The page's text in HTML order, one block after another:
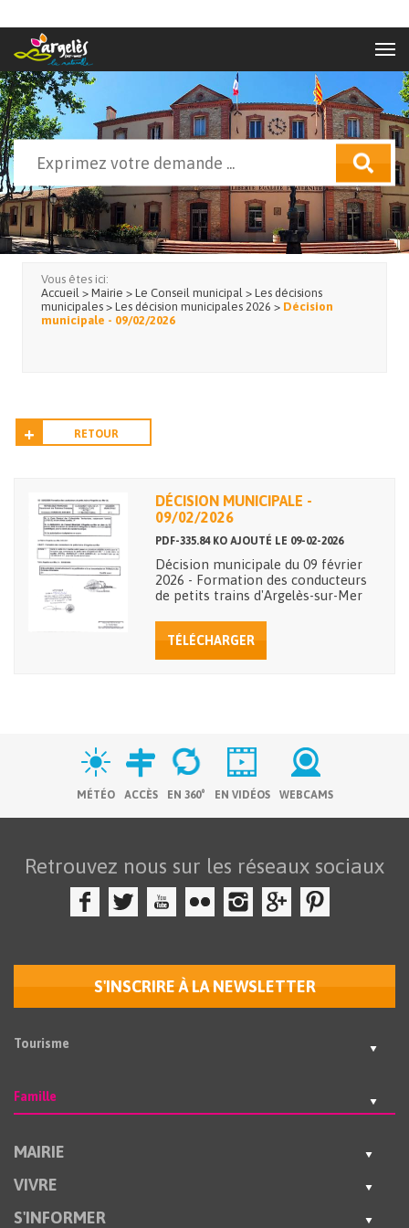
Formulaire de recherche
Vous êtes ici:
Accueil > Mairie > Le Conseil municipal > Les décisions
municipales > Les décision municipales 2026 > Décision
municipale - 09/02/2026
RETOUR
DÉCISION MUNICIPALE -
09/02/2026
PDF-335.84 KO AJOUTÉ LE 09-02-2026
Décision municipale du 09 février
2026 - Formation des conducteurs
de petits trains d'Argelès-sur-Mer
TÉLÉCHARGER
MÉTÉO ACCÈS EN 360° EN VIDÉOS WEBCAMS
Retrouvez nous sur les réseaux sociaux
S'INSCRIRE À LA NEWSLETTER
Tourisme
Famille
MAIRIE
VIVRE
S'INFORMER